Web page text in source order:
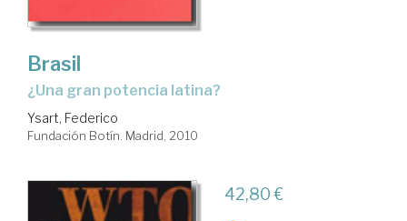
Brasil
¿una gran potencia latina?
Ysart, Federico
Fundación Botín. Madrid, 2010
42,80 €